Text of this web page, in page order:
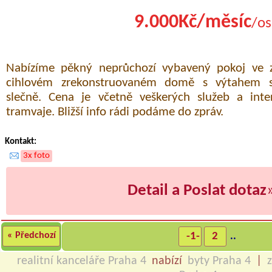
9.000Kč/měsíc/
Nabízíme pěkný neprůchozí vybavený pokoj ve
cihlovém zrekonstruovaném domě s výtahem
slečně. Cena je včetně veškerých služeb a
tramvaje. Bližší info rádi podáme do zpráv.
Kontakt:
3x foto
Detail a Poslat dotaz
« Předchozí -1- 2 ..
realitní kanceláře Praha 4 nabízí byty Praha 4